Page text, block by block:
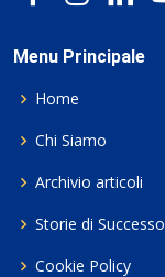
Menu Principale
Home
Chi Siamo
Archivio articoli
Storie di Successo
Cookie Policy